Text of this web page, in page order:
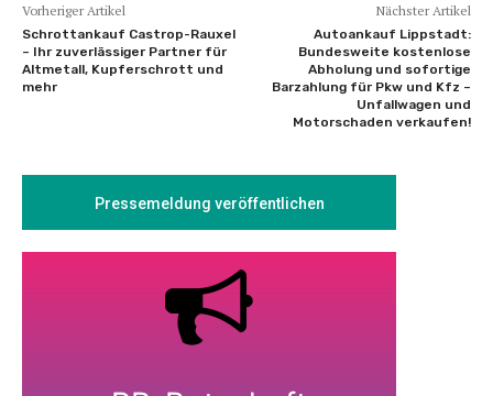
Vorheriger Artikel
Schrottankauf Castrop-Rauxel
– Ihr zuverlässiger Partner für
Altmetall, Kupferschrott und
mehr
Nächster Artikel
Autoankauf Lippstadt:
Bundesweite kostenlose
Abholung und sofortige
Barzahlung für Pkw und Kfz –
Unfallwagen und
Motorschaden verkaufen!
Pressemeldung veröffentlichen